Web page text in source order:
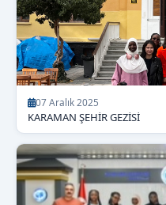
07 Aralık 2025
KARAMAN ŞEHİR GEZİSİ